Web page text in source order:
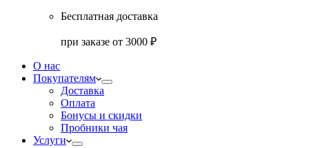
Бесплатная доставка
при заказе от 3000 ₽
О нас
Покупателям
Доставка
Оплата
Бонусы и скидки
Пробники чая
Услуги